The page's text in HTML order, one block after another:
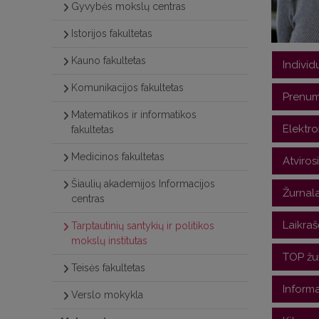
Kyla
Taip
Įvairių
Įvairių
eBook
Brill
A
nei 10
DART-
Baltic
Dėl
TOP
Gyvybės mokslų centras
Istorijos fakultetas
Kauno fakultetas
Komunikacijos fakultetas
Matematikos ir informatikos
fakultetas
Medicinos fakultetas
Šiaulių akademijos Informacijos
centras
Tarptautinių santykių ir politikos
mokslų institutas
Teisės fakultetas
Verslo mokykla